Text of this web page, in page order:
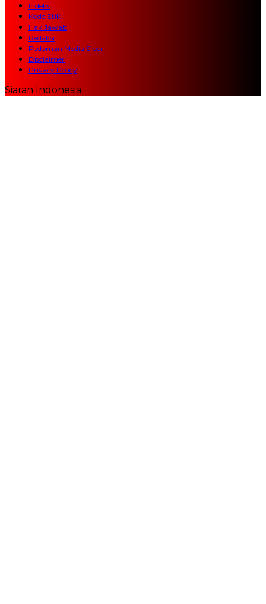
Indeks
Kode Etik
Hak Jawab
Redaksi
Pedoman Media Siber
Disclaimer
Privacy Policy
Siaran Indonesia